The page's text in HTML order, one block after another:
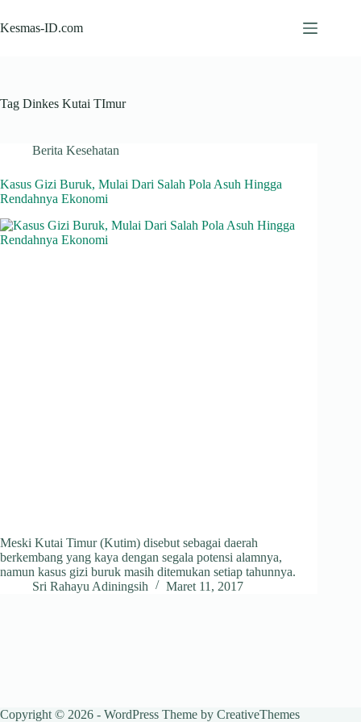
to
content
Kesmas-ID.com
Tag Dinkes Kutai TImur
Berita Kesehatan
Kasus Gizi Buruk, Mulai Dari Salah Pola Asuh Hingga
Rendahnya Ekonomi
Meski Kutai Timur (Kutim) disebut sebagai daerah
berkembang yang kaya dengan segala potensi alamnya,
namun kasus gizi buruk masih ditemukan setiap tahunnya.
Sri Rahayu Adiningsih
Maret 11, 2017
Copyright © 2026 - WordPress Theme by CreativeThemes